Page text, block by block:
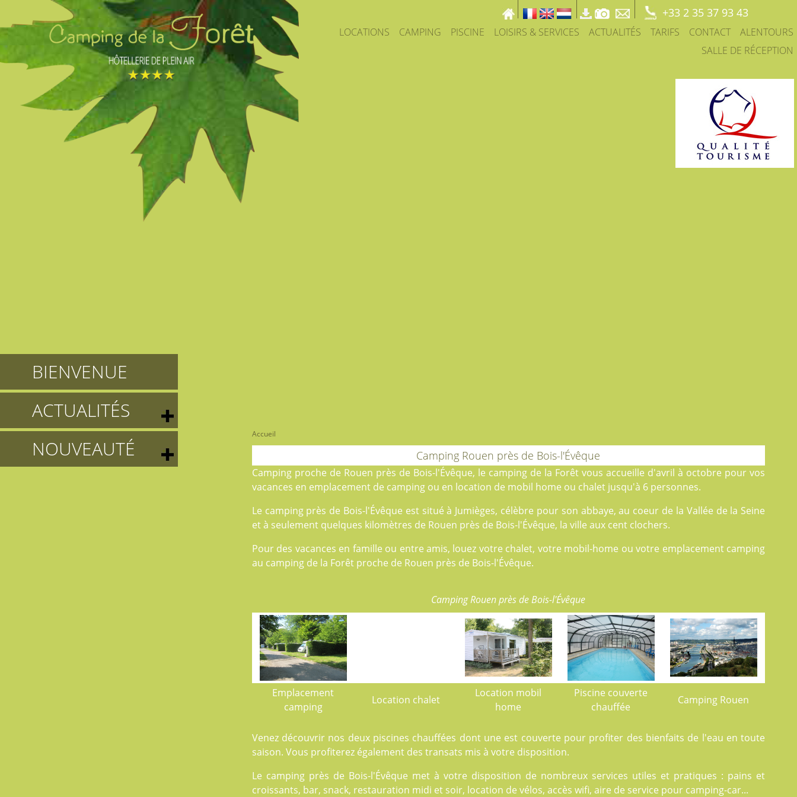
+33 2 35 37 93 43
LOCATIONS CAMPING PISCINE LOISIRS & SERVICES ACTUALITÉS TARIFS CONTACT
ALENTOURS
SALLE DE RÉCEPTION
BIENVENUE
ACTUALITÉS
NOUVEAUTÉ
Accueil
Camping Rouen près de Bois-l'Évêque
Camping proche de Rouen près de Bois-l'Évêque, le camping de la Forêt vous accueille d'avril à octobre pour vos
vacances en emplacement de campingou en location de mobil home ou chalet jusqu'à 6 personnes.
Le camping près de Bois-l'Évêque est situé à Jumièges, célèbre pour son abbaye, au coeur de la Vallée de la Seine
et à seulement quelques kilomètres de Rouen près de Bois-l'Évêque, la ville aux cent clochers.
Pour des vacances en famille ou entre amis, louez votre chalet, votre mobil-home ou votre emplacement camping
au camping de la Forêt proche de Rouen près de Bois-l'Évêque.
Camping Rouen près de Bois-l'Évêque
Emplacement
camping
Location chalet
Location mobil
home
Piscine couverte
chauffée
Camping Rouen
Venez découvrir nos deux piscines chauffées dont une est couverte pour profiter des bienfaits de l'eau en toute
saison. Vous profiterez également des transats mis à votre disposition.
Le camping près de Bois-l'Évêque met à votre disposition de nombreux services utiles et pratiques : pains et
croissants, bar, snack, restauration midi et soir, location de vélos, accès wifi, aire de service pour camping-car...